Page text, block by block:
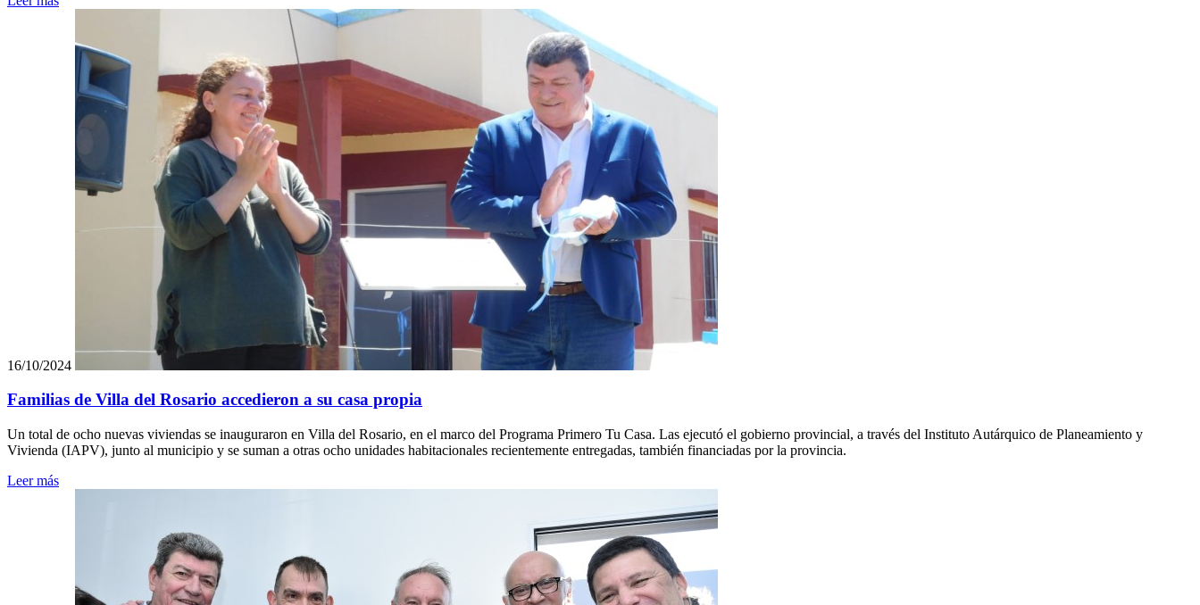
16/10/2024
Familias de Villa del Rosario accedieron a su casa propia
Un total de ocho nuevas viviendas se inauguraron en Villa del Rosario, en el marco del Programa Primero Tu Casa. Las ejecutó el gobierno provincial, a través del Instituto Autárquico de Planeamiento y
Vivienda (IAPV), junto al municipio y se suman a otras ocho unidades habitacionales recientemente entregadas, también financiadas por la provincia.
Leer más